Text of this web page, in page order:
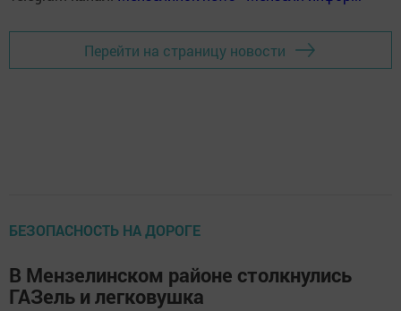
Перейти на страницу новости
БЕЗОПАСНОСТЬ НА ДОРОГЕ
В Мензелинском районе столкнулись
ГАЗель и легковушка